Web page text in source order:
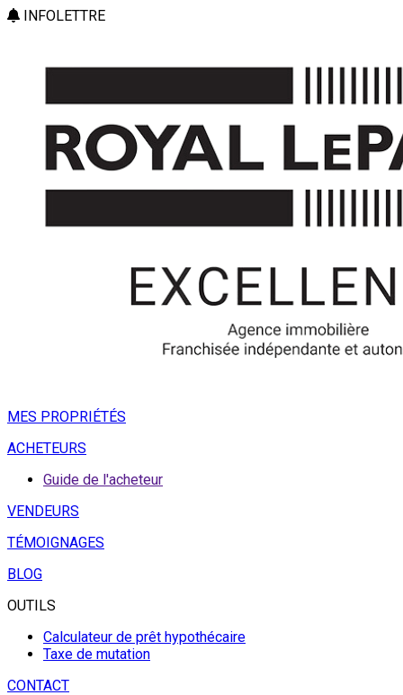
INFOLETTRE
MES PROPRIÉTÉS
ACHETEURS
Guide de l'acheteur
VENDEURS
TÉMOIGNAGES
BLOG
OUTILS
Calculateur de prêt hypothécaire
Taxe de mutation
CONTACT